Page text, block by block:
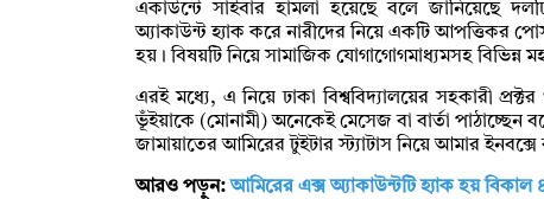
একাউন্টে সাইবার হামলা হয়েছে বলে জানিয়েছে
অ্যাকাউন্ট হ্যাক করে নারীদের নিয়ে একটি আপত্তিকর
হয়। বিষয়টি নিয়ে সামাজিক যোগাগোগমাধ্যমসহ
এরই মধ্যে, এ নিয়ে ঢাকা বিশ্ববিদ্যালয়ের সহকারী
ভূঁইয়াকে (মোনামী) অনেকেই মেসেজ বা বার্তা পাঠাচ্ছেন
জামায়াতের আমিরের টুইটার স্ট্যাটাস নিয়ে আমার
আরও পড়ুন:আমিরের এক্স অ্যাকাউন্টটি হ্যাক হয় বিকাল